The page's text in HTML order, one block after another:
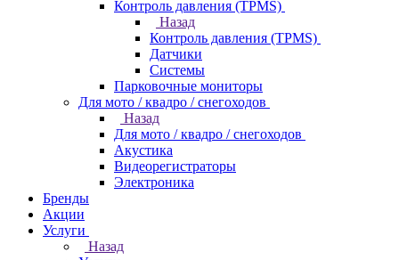
Контроль давления (TPMS)
Назад
Контроль давления (TPMS)
Датчики
Системы
Парковочные мониторы
Для мото / квадро / снегоходов
Назад
Для мото / квадро / снегоходов
Акустика
Видеорегистраторы
Электроника
Бренды
Акции
Услуги
Назад